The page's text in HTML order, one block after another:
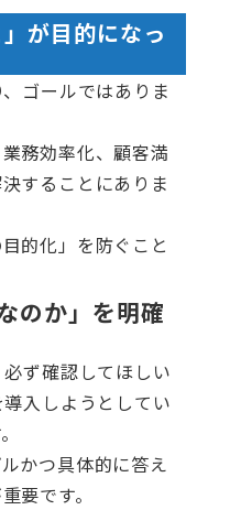
が目的になっ
ゴールではありま
務効率化、顧客満
することにありま
的化」を防ぐこと
のか」を明確
ず確認してほしい
入しようとしてい
かつ具体的に答え
要です。